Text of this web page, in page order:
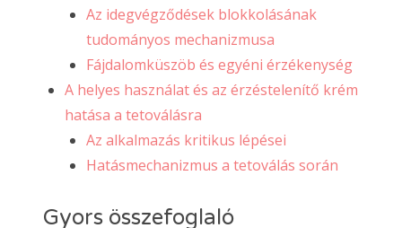
Az idegvégződések blokkolásának
tudományos mechanizmusa
Fájdalomküszöb és egyéni érzékenység
A helyes használat és az érzéstelenítő krém
hatása a tetoválásra
Az alkalmazás kritikus lépései
Hatásmechanizmus a tetoválás során
Gyors összefoglaló